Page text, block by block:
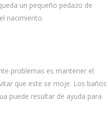
un pequeño pedazo de
nacimiento.
problemas es mantener el
que este se moje. Los baños
puede resultar de ayuda para